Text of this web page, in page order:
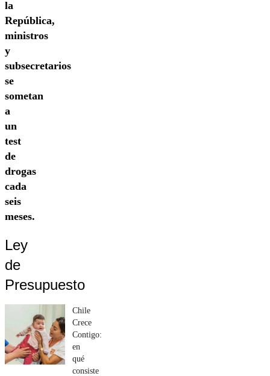
la
República,
ministros
y
subsecretarios
se
sometan
a
un
test
de
drogas
cada
seis
meses.
Ley
de
Presupuesto
Chile
Crece
Contigo:
en
qué
consiste